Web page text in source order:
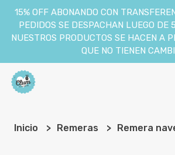
15% OFF ABONANDO CON
PEDIDOS SE DESPACHAN LUEGO
NUESTROS PRODUCTOS SE HACEN A
QUE NO TIENEN
Inicio Remeras Remera